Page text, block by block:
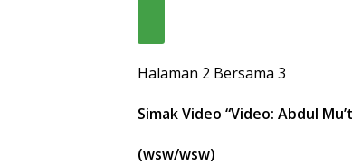
Halaman 2 Bersama 3
Simak Video “Video: Abdul
(wsw/wsw)